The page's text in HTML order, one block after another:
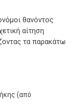
θανόντος
αίτηση
τα παρακάτω
(από